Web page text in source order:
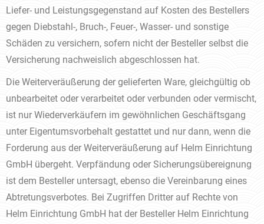
Liefer- und Leistungsgegenstand auf Kosten des Bestellers
gegen Diebstahl-, Bruch-, Feuer-, Wasser- und sonstige
Schäden zu versichern, sofern nicht der Besteller selbst die
Versicherung nachweislich abgeschlossen hat.
Die Weiterveräußerung der gelieferten Ware, gleichgültig ob
unbearbeitet oder verarbeitet oder verbunden oder vermischt,
ist nur Wiederverkäufern im gewöhnlichen Geschäftsgang
unter Eigentumsvorbehalt gestattet und nur dann, wenn die
Forderung aus der Weiterveräußerung auf Helm Einrichtung
GmbH übergeht. Verpfändung oder Sicherungsübereignung
ist dem Besteller untersagt, ebenso die Vereinbarung eines
Abtretungsverbotes. Bei Zugriffen Dritter auf Rechte von
Helm Einrichtung GmbH hat der Besteller Helm Einrichtung